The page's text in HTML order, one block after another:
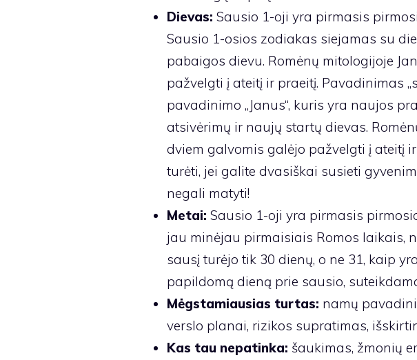
Dievas: Sausio 1-oji yra pirmasis
Sausio 1-osios zodiakas siejamas su
pabaigos dievu. Romėnų mitologijoje
pažvelgti į ateitį ir praeitį. Pavadinimas
pavadinimo „Janus“, kuris yra naujos
atsivėrimų ir naujų startų dievas.
dviem galvomis galėjo pažvelgti į ateitį
turėti, jei galite dvasiškai susieti
negali matyti!
Metai: Sausio 1-oji yra pirmasis
jau minėjau pirmaisiais Romos laikais,
sausį turėjo tik 30 dienų, o ne 31, kaip
papildomą dieną prie sausio,
Mėgstamiausias turtas: namų
verslo planai, rizikos supratimas,
Kas tau nepatinka: šaukimas, žmonių